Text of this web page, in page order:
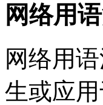
网络用
网络用
生或应